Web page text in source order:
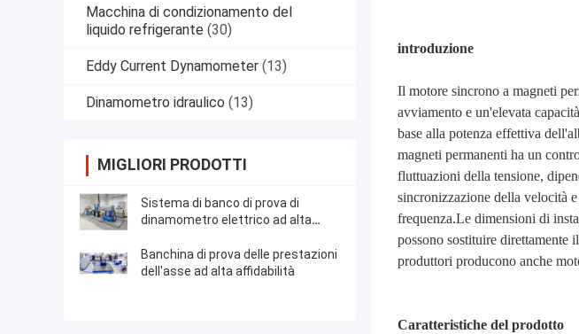
Macchina di condizionamento del
liquido refrigerante (30)
Eddy Current Dynamometer (13)
Dinamometro idraulico (13)
MIGLIORI PRODOTTI
Sistema di banco di prova di
dinamometro elettrico ad alta
Banchina di prova delle prestazioni
dell'asse ad alta affidabilità
introduzione
Il motore sincrono a magneti
avviamento e un'elevata
base alla potenza effettiva
magneti permanenti ha un
fluttuazioni della tensione,
sincronizzazione della velocità
frequenza.Le dimensioni di
possono sostituire
produttori producono anche
Caratteristiche del prodotto